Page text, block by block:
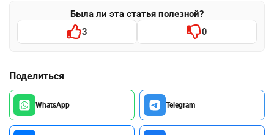
Была ли эта статья полезной?
3 0
Поделиться
WhatsApp Telegram